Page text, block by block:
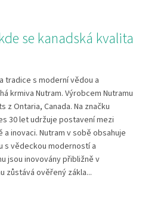
se kanadská kvalita
tradice s moderní vědou a
krmiva Nutram. Výrobcem Nutramu
Ontaria, Canada. Na značku
30 let udržuje postavení mezi
inovaci. Nutram v sobě obsahuje
s vědeckou moderností a
jsou inovovány přibližně v
zůstává ověřený zákla...